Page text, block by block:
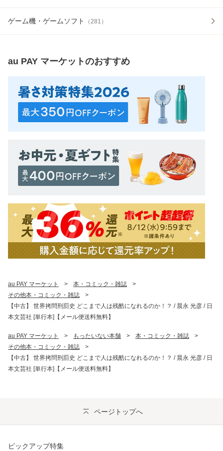
ゲーム機・ゲームソフト （281 ）
au PAY マーケットのおすすめ
au PAY マーケット > 本・コミック・雑誌
>
その他本・コミック・雑誌
>
【中古】 世界拷問刑罰史 どこまで人は残酷になれるのか！？ / 晨永 光彦 / 日
本文芸社 [単行本]【メール便送料無料】
au PAY マーケット > もったいない本舗 > 本・コミック・雑誌
>
その他本・コミック・雑誌
>
【中古】 世界拷問刑罰史 どこまで人は残酷になれるのか！？ / 晨永 光彦 / 日
本文芸社 [単行本]【メール便送料無料】
ページトップへ
ピックアップ特集